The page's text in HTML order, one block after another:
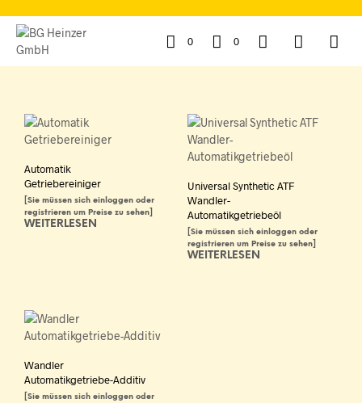
0 0
Automatik
Getriebereiniger
[Sie müssen sich einloggen oder
registrieren um Preise zu sehen]
WEITERLESEN
Universal Synthetic ATF
Wandler-
Automatikgetriebeöl
[Sie müssen sich einloggen oder
registrieren um Preise zu sehen]
WEITERLESEN
Wandler
Automatikgetriebe-Additiv
[Sie müssen sich einloggen oder